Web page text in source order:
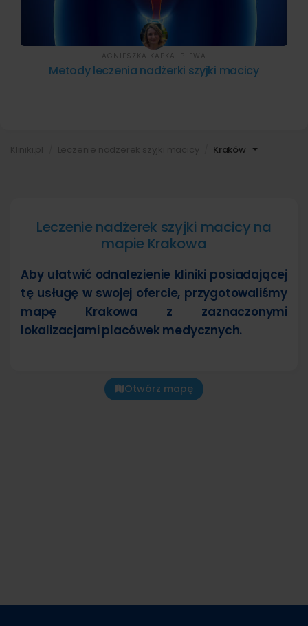
Kraków
Metody leczenia nadżerki szyjki macicy
AGNIESZKA KAPKA-PLEWA
Leczenie nadżerek szyjki macicy na
mapie Krakowa
Aby ułatwić odnalezienie kliniki posiadającej
tę usługę w swojej ofercie, przygotowaliśmy
mapę Krakowa z zaznaczonymi
lokalizacjami placówek medycznych.
Otwórz mapę